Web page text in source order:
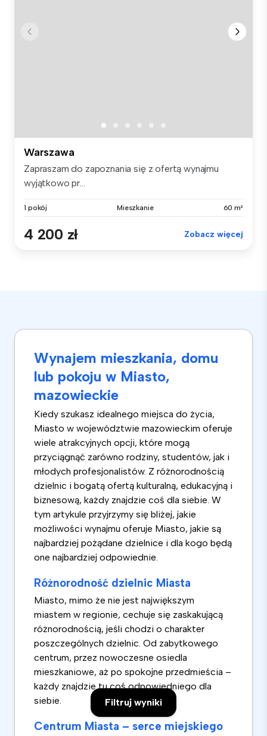
Filtruj wyniki
Warszawa
Zapraszam do zapoznania się z ofertą wynajmu
wyjątkowo pr...
1 pokój Mieszkanie 60 m²
4 200 zł Zobacz więcej
Wynajem mieszkania, domu
lub pokoju w Miasto,
mazowieckie
Kiedy szukasz idealnego miejsca do życia,
Miasto w województwie mazowieckim oferuje
wiele atrakcyjnych opcji, które mogą
przyciągnąć zarówno rodziny, studentów, jak i
młodych profesjonalistów. Z różnorodnością
dzielnic i bogatą ofertą kulturalną, edukacyjną i
biznesową, każdy znajdzie coś dla siebie. W
tym artykule przyjrzymy się bliżej, jakie
możliwości wynajmu oferuje Miasto, jakie są
najbardziej pożądane dzielnice i dla kogo będą
one najbardziej odpowiednie.
Różnorodność dzielnic Miasta
Miasto, mimo że nie jest największym
miastem w regionie, cechuje się zaskakującą
różnorodnością, jeśli chodzi o charakter
poszczególnych dzielnic. Od zabytkowego
centrum, przez nowoczesne osiedla
mieszkaniowe, aż po spokojne przedmieścia –
każdy znajdzie tu coś odpowiedniego dla
siebie.
Centrum Miasta – serce miejskiego